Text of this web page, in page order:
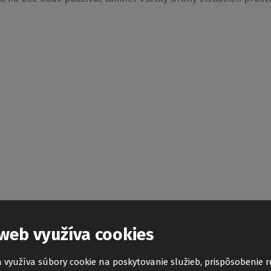
využíva cookies
využíva súbory cookie na poskytovanie služieb, prispôsobenie